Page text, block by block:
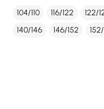
104/110 116/122 122/
140/146
146/152